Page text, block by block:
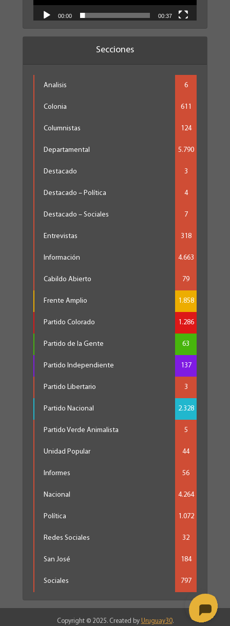
00:00 00:37
Secciones
Analisis 6
Colonia 611
Columnistas 124
Departamental 5.790
Destacado 3
Destacado – Política 4
Destacado – Sociales 7
Entrevistas 318
Información 4.663
Cabildo Abierto 79
Frente Amplio 1.858
Partido Colorado 1.286
Partido de la Gente 63
Partido Independiente 137
Partido Libertario 3
Partido Nacional 2.328
Partido Verde Animalista 5
Unidad Popular 44
Informes 56
Nacional 4.264
Política 1.072
Redes Sociales 32
San José 184
Sociales 797
Copyright © 2025. Created by Uruguay30.